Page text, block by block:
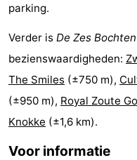
Zien
&
doen
Bezienswaardigheden
-
Musea
-
parking.
Verder is De Zes Bochten
bezienswaardigheden:
The Smiles (±750 m),
(±950 m), Royal Zoute
Knokke (±1,6 km).
Voor informatie